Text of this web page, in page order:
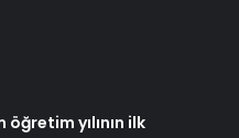
yılının ilk